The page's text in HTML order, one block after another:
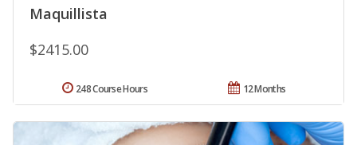
Maquillista
$2415.00
12 Months
248 Course Hours